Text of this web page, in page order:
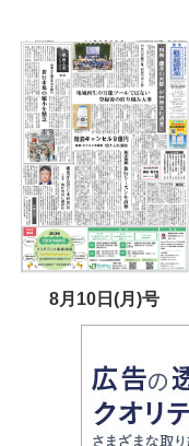
8月10日(月)号